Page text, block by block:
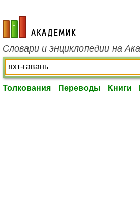
academic.ru
Словари и энциклопедии на
Толкования Переводы Книги